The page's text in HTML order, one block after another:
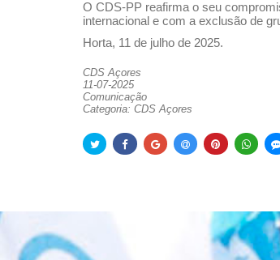
O CDS-PP reafirma o seu
internacional e com a exclusão de
Horta, 11 de julho de 2025.
CDS Açores
11-07-2025
Comunicação
Categoria: CDS Açores